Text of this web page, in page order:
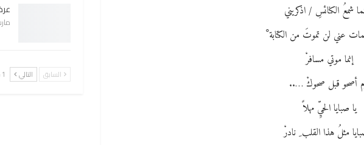
شمعُ الكنائسِ / اذكريني
عني لن تموتَ من الكتابة
إنما موتي مسافرْ
أصحو قبل صحوكْ …..
يا صبايا الحيِّ مهلاً
مثلُ هذا القلب ِ نادرْ
مارس
السابق التالي 1 من 13٬790